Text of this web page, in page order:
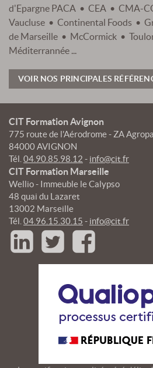
d'Epargne PACA • CEA • CMA-
Vaucluse • Continental Foods •
de Marseille • McCormick •
Méditerrannée ...
VOIR NOS PRINCIPALES
CIT Formation Avignon
775 route de l'Aérodrome - ZA
84000 AVIGNON
Tél. 04.90.85.98.12 - info@cit.fr
CIT Formation Marseille
Wellio - Immeuble le Calypso
48 quai du Lazaret
13002 Marseille
Tél. 04.96.15.30.15 - info@cit.fr